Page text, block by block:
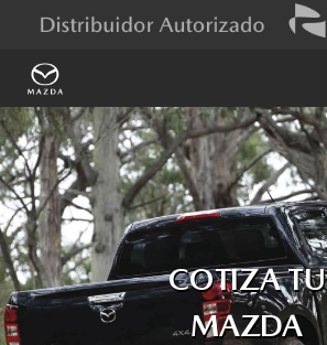
COTIZA TU
MAZDA